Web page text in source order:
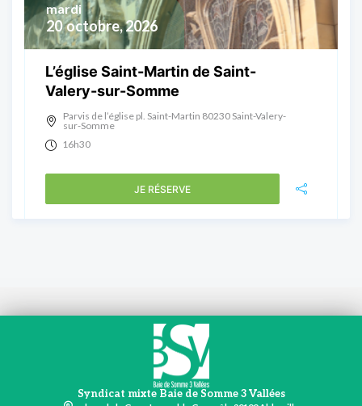
20 octobre, 2026
mardi
L’église Saint-Martin de Saint-
Valery-sur-Somme
Parvis de l’église pl. Saint-Martin 80230 Saint-Valery-
sur-Somme
16h30
JE RÉSERVE
Syndicat mixte Baie de Somme 3 Vallées